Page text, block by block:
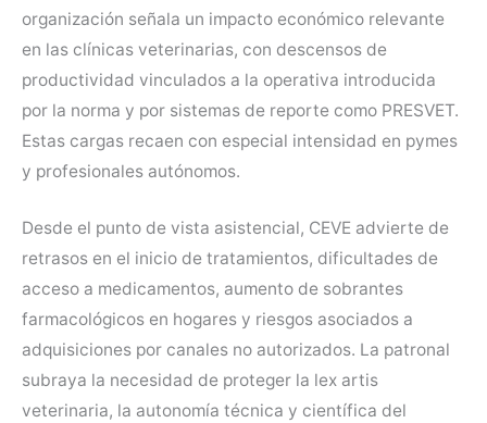
organización señala un impacto económico relevante
en las clínicas veterinarias, con descensos de
productividad vinculados a la operativa introducida
por la norma y por sistemas de reporte como PRESVET.
Estas cargas recaen con especial intensidad en pymes
y profesionales autónomos.
Desde el punto de vista asistencial, CEVE advierte de
retrasos en el inicio de tratamientos, dificultades de
acceso a medicamentos, aumento de sobrantes
farmacológicos en hogares y riesgos asociados a
adquisiciones por canales no autorizados. La patronal
subraya la necesidad de proteger la lex artis
veterinaria, la autonomía técnica y científica del